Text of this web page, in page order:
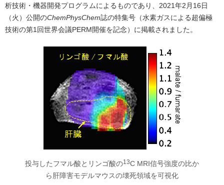
析技術・機器開発プログラムによるものであり、2021年2月16日
（火）公開のChemPhysChem誌の特集号（水素ガスによる超偏極
技術の第1回世界会議PERM開催を記念）に掲載されました。
投与したフマル酸とリンゴ酸の13C MRI信号強度の比か
ら肝障害モデルマウスの壊死領域を可視化